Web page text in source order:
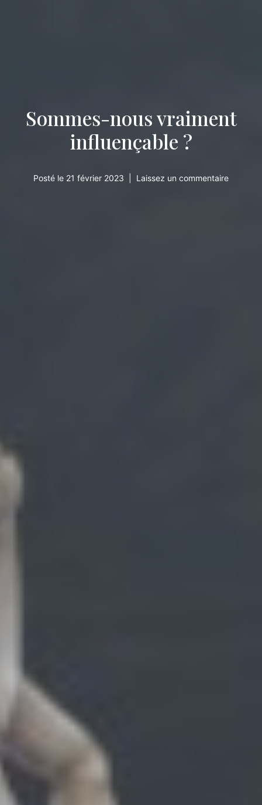
Sommes-nous vraiment
influençable ?
Posté le 21 février 2023 Laissez un commentaire